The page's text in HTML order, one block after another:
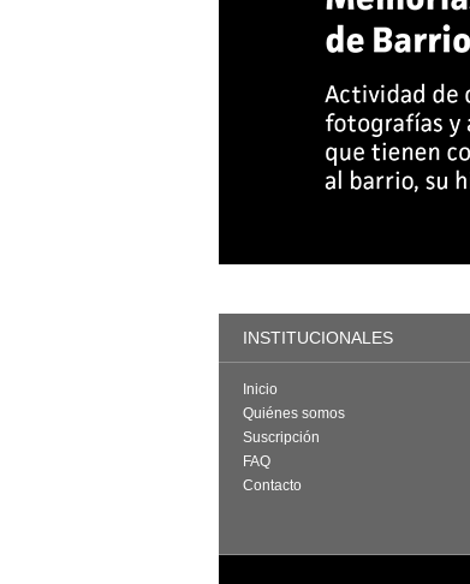
INSTITUCIONALES
Inicio
Quiénes somos
Suscripción
FAQ
Contacto